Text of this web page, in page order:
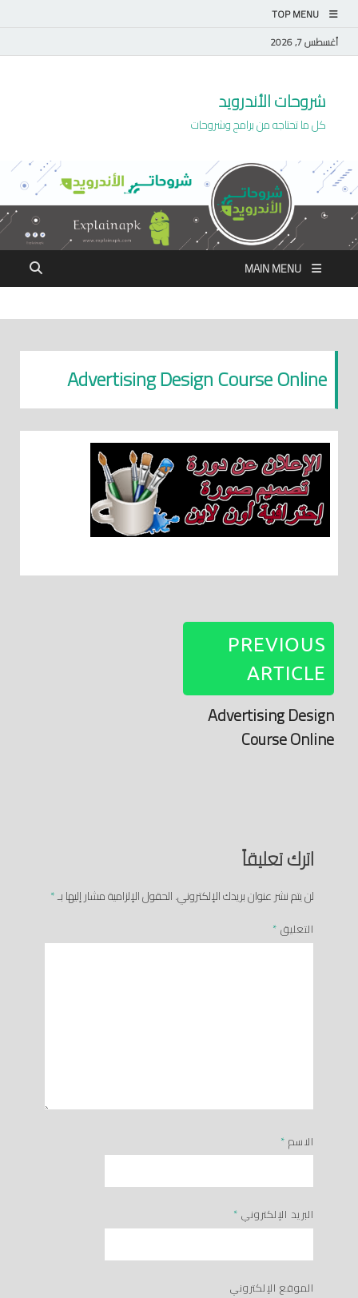
TOP MENU
أغسطس 7, 2026
شروحات الأندرويد
كل ما تحتاجه من برامج وشروحات
MAIN MENU
Advertising Design Course Online
PREVIOUS
ARTICLE
Advertising Design
Course Online
اترك تعليقاً
لن يتم نشر عنوان بريدك الإلكتروني.الحقول الإلزامية مشار إليها بـ*
التعليق *
الاسم *
البريد الإلكتروني *
الموقع الإلكتروني